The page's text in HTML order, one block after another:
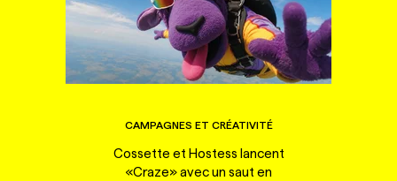
CAMPAGNES ET CRÉATIVITÉ
Cossette et Hostess lancent
«Craze» avec un saut en